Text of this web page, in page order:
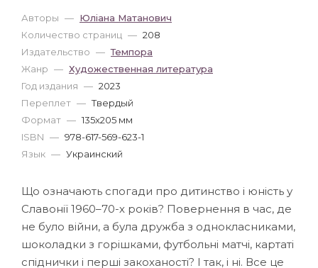
Авторы — Юліана Матанович
Количество страниц — 208
Издательство — Темпора
Жанр — Художественная литература
Год издания — 2023
Переплет — Твердый
Формат — 135x205 мм
ISBN — 978-617-569-623-1
Язык — Украинский
Що означають спогади про дитинство і юність у
Славонії 1960–70-х років? Повернення в час, де
не було війни, а була дружба з однокласниками,
шоколадки з горішками, футбольні матчі, картаті
спіднички і перші закоханості? І так, і ні. Все це